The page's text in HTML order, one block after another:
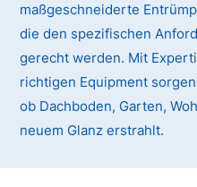
maßgeschneiderte
die den spezifischen
gerecht werden. Mit
richtigen Equipment
ob Dachboden, Garten,
neuem Glanz erstrahlt.